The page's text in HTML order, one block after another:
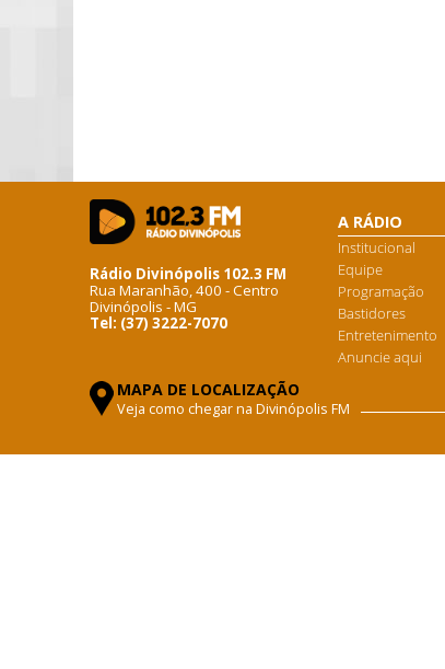
Rádio Divinópolis 102.3 FM
Rua Maranhão, 400 - Centro
Divinópolis - MG
Tel: (37) 3222-7070
A RÁDIO
Institucional
Equipe
Programação
Bastidores
Entretenimento
Anuncie aqui
MAPA DE LOCALIZAÇÃO
Veja como chegar na Divinópolis FM